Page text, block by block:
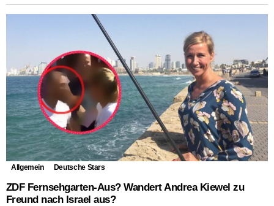
Allgemein Deutsche Stars
ZDF Fernsehgarten-Aus? Wandert Andrea Kiewel zu
Freund nach Israel aus?